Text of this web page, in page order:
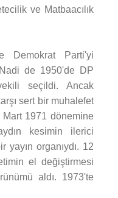
ve Matbaacılık
Demokrat Parti'yi
de 1950'de DP
seçildi. Ancak
sert bir muhalefet
1971 dönemine
kesimin ilerici
organıydı. 12
el değiştirmesi
aldı. 1973'te